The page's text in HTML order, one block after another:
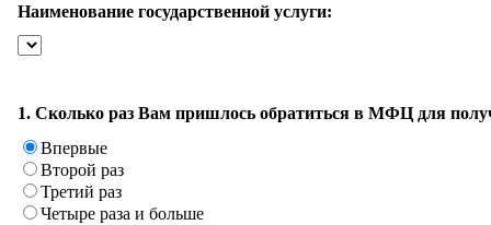
Наименование государственной услуги:
1. Сколько раз Вам пришлось обратиться в МФЦ для
Впервые
Второй раз
Третий раз
Четыре раза и больше